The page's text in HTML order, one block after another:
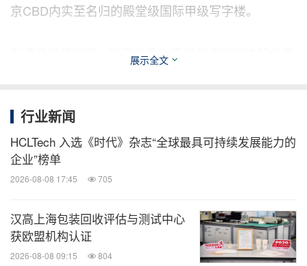
京CBD内实至名归的殿堂级国际甲级写字楼。
在项目运营方面，除了注重为租户创造空间体验价值
为租户之间创造沟通的机会，增强人与人之间的连
接。长期以来，我们始终秉承"快乐工作，精彩生
活"的运营理念，关注楼内每一个体对于工作氛围的
舒适度和幸福感，通过不断满足租户对于办公环境、
办公生活的多元诉求，以获得租户对于wfc的认可与
支持。
展示全文
行业新闻
HCLTech 入选《时代》杂志“全球最具可持续发展能力的
企业”榜单
2026-08-08 17:45 705
汉高上海包装回收评估与测试中心
获欧盟机构认证
2026-08-08 09:15 804